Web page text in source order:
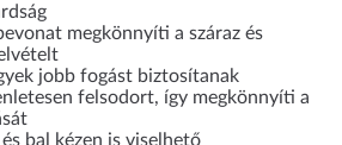
megkönnyíti a száraz és
jobb fogást biztosítanak
felsodort, így megkönnyíti a
bal kézen is viselhető